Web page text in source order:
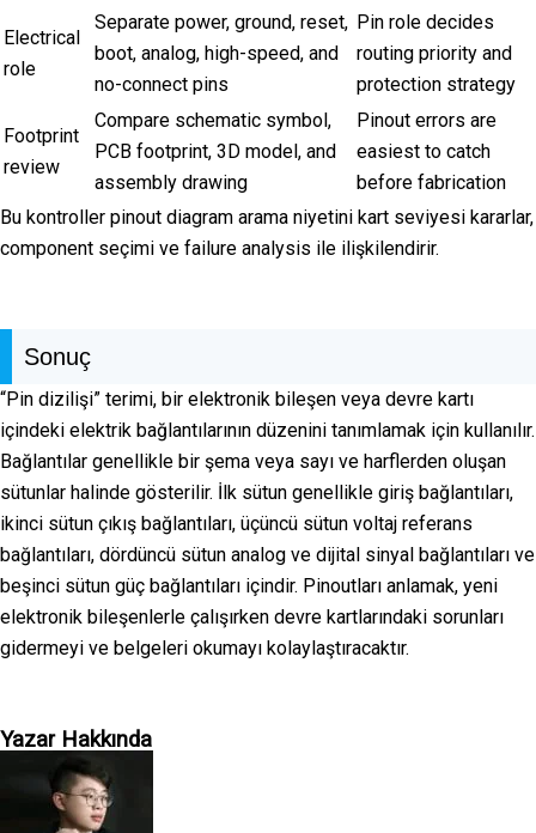
Electrical
role
Separate power, ground, reset,
boot, analog, high-speed, and
no-connect pins
Pin role decides
routing priority and
protection strategy
Footprint
review
Compare schematic symbol,
PCB footprint, 3D model, and
assembly drawing
Pinout errors are
easiest to catch
before fabrication
Bu kontroller pinout diagram arama niyetini kart seviyesi kararlar,
component seçimi ve failure analysis ile ilişkilendirir.
Sonuç
“Pin dizilişi” terimi, bir elektronik bileşen veya devre kartı
içindeki elektrik bağlantılarının düzenini tanımlamak için kullanılır.
Bağlantılar genellikle bir şema veya sayı ve harflerden oluşan
sütunlar halinde gösterilir. İlk sütun genellikle giriş bağlantıları,
ikinci sütun çıkış bağlantıları, üçüncü sütun voltaj referans
bağlantıları, dördüncü sütun analog ve dijital sinyal bağlantıları ve
beşinci sütun güç bağlantıları içindir. Pinoutları anlamak, yeni
elektronik bileşenlerle çalışırken devre kartlarındaki sorunları
gidermeyi ve belgeleri okumayı kolaylaştıracaktır.
Yazar Hakkında